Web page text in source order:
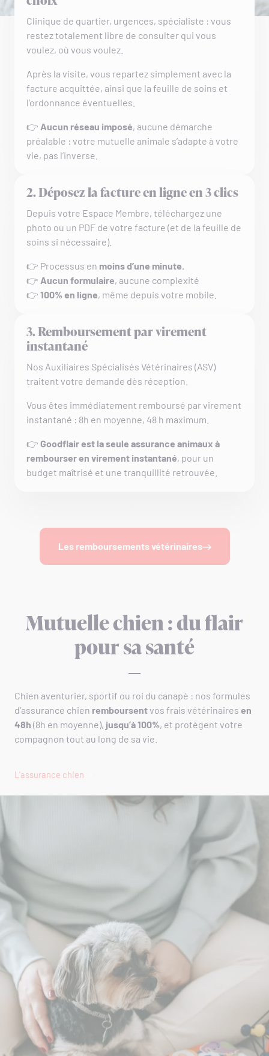
Clinique de quartier, urgences, spécialiste : vous
restez totalement libre de consulter qui vous
voulez, où vous voulez.
Après la visite, vous repartez simplement avec la
facture acquittée, ainsi que la feuille de soins et
l’ordonnance éventuelles.
👉 Aucun réseau imposé, aucune démarche
préalable : votre mutuelle animale s’adapte à votre
vie, pas l’inverse.
2. Déposez la facture en ligne en 3 clics
Depuis votre Espace Membre, téléchargez une
photo ou un PDF de votre facture (et de la feuille de
soins si nécessaire).
👉 Processus en moins d’une minute.
👉 Aucun formulaire, aucune complexité
👉 100% en ligne, même depuis votre mobile.
3. Remboursement par virement
instantané
Nos Auxiliaires Spécialisés Vétérinaires (ASV)
traitent votre demande dès réception.
Vous êtes immédiatement remboursé par virement
instantané : 8h en moyenne, 48 h maximum.
👉 Goodflair est la seule assurance animaux à
rembourser en virement instantané, pour un
budget maîtrisé et une tranquillité retrouvée.
Les remboursements vétérinaires
Mutuelle chien : du flair
pour sa santé
Chien aventurier, sportif ou roi du canapé : nos formules
d’assurance chien remboursentvos frais vétérinaires en
48h (8h en moyenne), jusqu’à 100%, et protègent votre
compagnon tout au long de sa vie.
L’assurance chien